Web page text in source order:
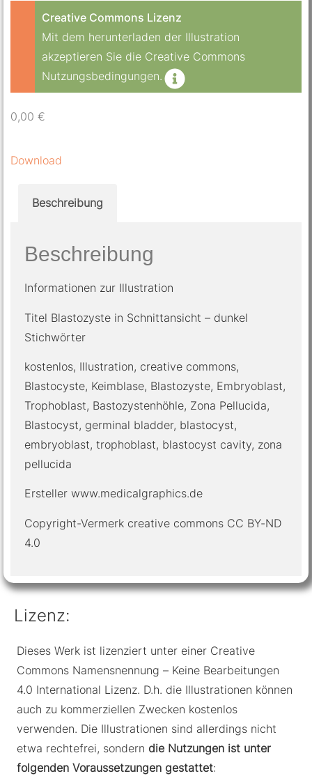
Creative Commons Lizenz
Mit dem herunterladen der Illustration
akzeptieren Sie die Creative Commons
Nutzungsbedingungen.
0,00 €
Download
Beschreibung
Beschreibung
Informationen zur Illustration
Titel Blastozyste in Schnittansicht – dunkel
Stichwörter
kostenlos, Illustration, creative commons,
Blastocyste, Keimblase, Blastozyste, Embryoblast,
Trophoblast, Bastozystenhöhle, Zona Pellucida,
Blastocyst, germinal bladder, blastocyst,
embryoblast, trophoblast, blastocyst cavity, zona
pellucida
Ersteller www.medicalgraphics.de
Copyright-Vermerk creative commons CC BY-ND
4.0
Lizenz:
Dieses Werk ist lizenziert unter einer Creative
Commons Namensnennung – Keine Bearbeitungen
4.0 International Lizenz. D.h. die Illustrationen können
auch zu kommerziellen Zwecken kostenlos
verwenden. Die Illustrationen sind allerdings nicht
etwa rechtefrei, sondern die Nutzungen ist unter
folgenden Voraussetzungen gestattet: